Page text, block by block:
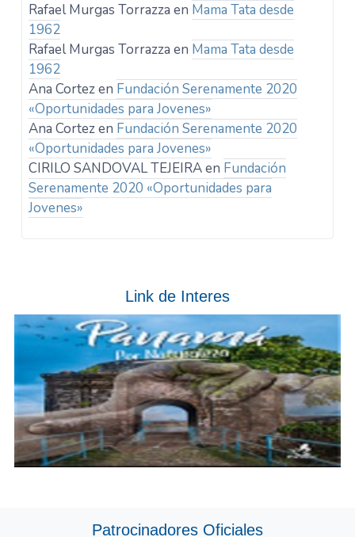
Rafael Murgas Torrazza en Mama Tata desde
1962
Rafael Murgas Torrazza en Mama Tata desde
1962
Ana Cortezen Fundación Serenamente 2020
«Oportunidades para Jovenes»
Ana Cortezen Fundación Serenamente 2020
«Oportunidades para Jovenes»
CIRILO SANDOVAL TEJEIRAen Fundación
Serenamente 2020 «Oportunidades para
Jovenes»
Link de Interes
Patrocinadores Oficiales